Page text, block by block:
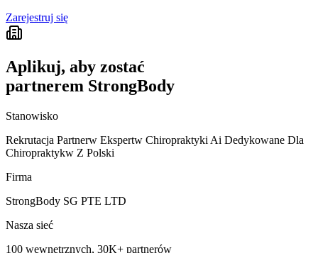
Zarejestruj się
Aplikuj, aby zostać
partnerem StrongBody
Stanowisko
Rekrutacja Partnerw Ekspertw Chiropraktyki Ai Dedykowane Dla
Chiropraktykw Z Polski
Firma
StrongBody SG PTE LTD
Nasza sieć
100 wewnętrznych, 30K+ partnerów